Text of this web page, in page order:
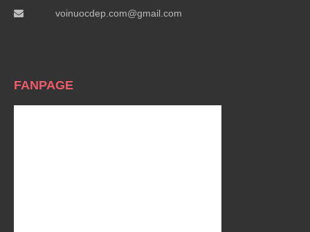
voinuocdep.com@gmail.com
FANPAGE